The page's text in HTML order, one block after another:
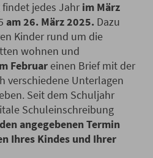
jedes Jahr im März
am 26. März 2025. Dazu
Kinder rund um die
wohnen und
Februar einen Brief mit der
verschiedene Unterlagen
Seit dem Schuljahr
Schuleinschreibung
angegebenen Termin
Ihres Kindes und Ihrer